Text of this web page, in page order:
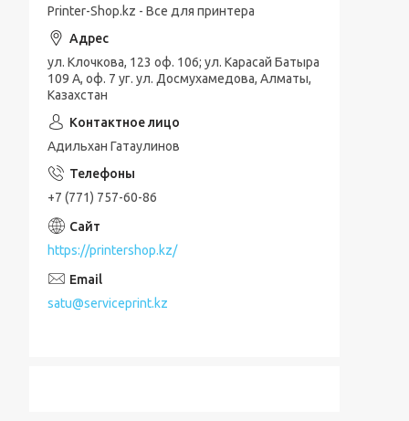
Printer-Shop.kz - Все для принтера
ул. Клочкова, 123 оф. 106; ул. Карасай Батыра
109 А, оф. 7 уг. ул. Досмухамедова, Алматы,
Казахстан
Адильхан Гатаулинов
+7 (771) 757-60-86
https://printershop.kz/
satu@serviceprint.kz